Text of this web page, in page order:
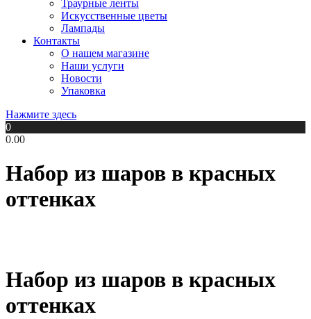
Траурные ленты
Искусственные цветы
Лампады
Контакты
О нашем магазине
Наши услуги
Новости
Упаковка
Нажмите здесь
0
0.00
Набор из шаров в красных
оттенках
Набор из шаров в красных
оттенках